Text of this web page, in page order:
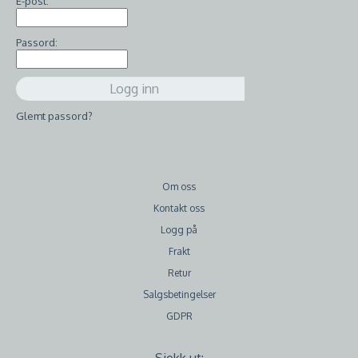
Passord:
Glemt passord?
Om oss
Kontakt oss
Logg på
Frakt
Retur
Salgsbetingelser
GDPR